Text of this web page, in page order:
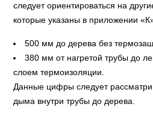
следует ориентироваться на
которые указаны в приложении
500 мм до дерева без
380 мм от нагретой трубы до
слоем термоизоляции.
Данные цифры следует
дыма внутри трубы до дерева.